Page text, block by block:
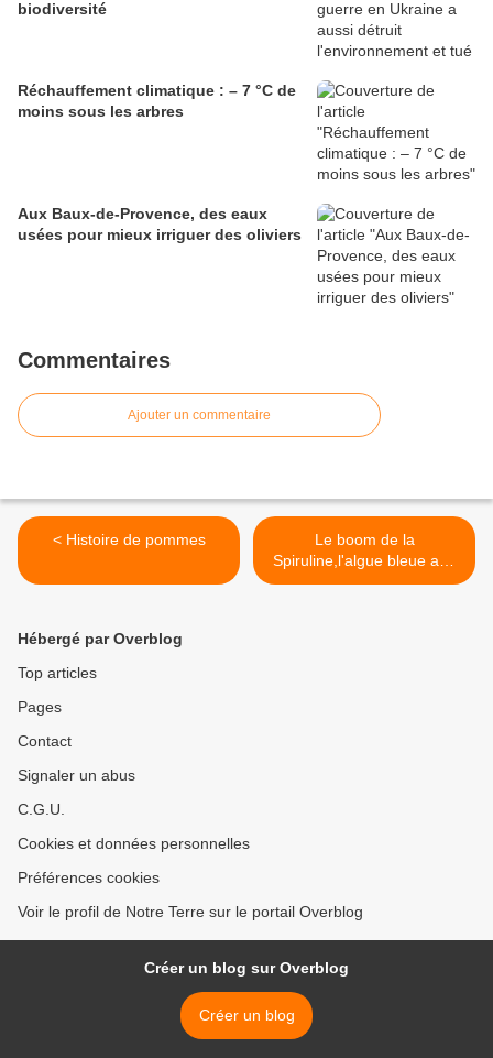
biodiversité
Réchauffement climatique : – 7 °C de
moins sous les arbres
Aux Baux-de-Provence, des eaux
usées pour mieux irriguer des oliviers
Commentaires
Ajouter un commentaire
< Histoire de pommes
Le boom de la
Spiruline,l'algue bleue aux
grandes vertus >
Hébergé par Overblog
Top articles
Pages
Contact
Signaler un abus
C.G.U.
Cookies et données personnelles
Préférences cookies
Voir le profil de Notre Terre sur le portail Overblog
Créer un blog sur Overblog
Créer un blog